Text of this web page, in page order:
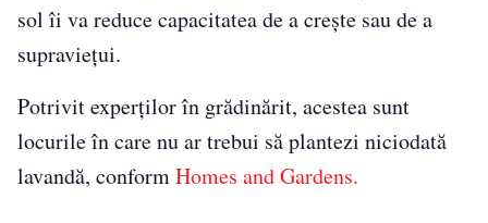
sol îi va reduce capacitatea de a crește sau de a
supraviețui.
Potrivit experților în grădinărit, acestea sunt
locurile în care nu ar trebui să plantezi niciodată
lavandă, conformHomes and Gardens.